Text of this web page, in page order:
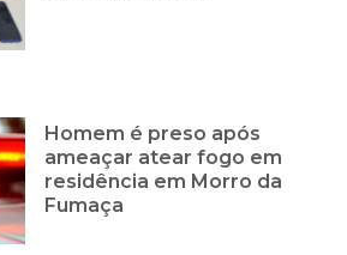
Homem é preso após
ameaçar atear fogo em
residência em Morro da
Fumaça